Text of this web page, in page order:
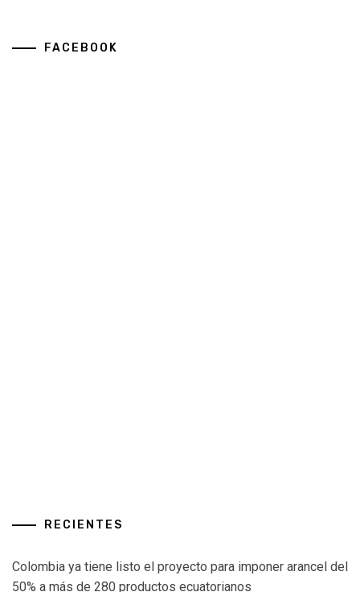
FACEBOOK
RECIENTES
Colombia ya tiene listo el proyecto para imponer arancel del
50% a más de 280 productos ecuatorianos